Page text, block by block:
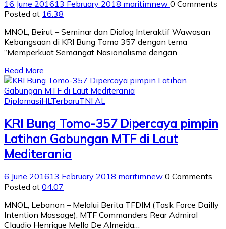
16 June 201613 February 2018 maritimnew 0 Comments
Posted at 16:38
MNOL, Beirut – Seminar dan Dialog Interaktif Wawasan
Kebangsaan di KRI Bung Tomo 357 dengan tema
“Memperkuat Semangat Nasionalisme dengan…
Read More
DiplomasiHLTerbaruTNI AL
KRI Bung Tomo-357 Dipercaya pimpin
Latihan Gabungan MTF di Laut
Mediterania
6 June 201613 February 2018 maritimnew 0 Comments
Posted at 04:07
MNOL, Lebanon – Melalui Berita TFDIM (Task Force Dailly
Intention Massage), MTF Commanders Rear Admiral
Claudio Henrique Mello De Almeida…